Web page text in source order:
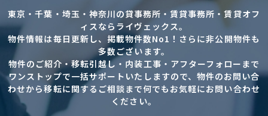
東京・千葉・埼玉・神奈川の貸事務所・賃貸事務所・賃貸オフ
ィスならライヴェックス。
物件情報は毎日更新し、掲載物件数No1！さらに非公開物件も
多数ございます。
物件のご紹介・移転引越し・内装工事・アフターフォローまで
ワンストップで一括サポートいたしますので、物件のお問い合
わせから移転に関するご相談まで何でもお気軽にお問い合わせ
ください。